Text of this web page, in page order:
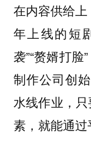
在内容供给
年上线的短
袭”“赘婿打
制作公司创
水线作业，只
素，就能通过